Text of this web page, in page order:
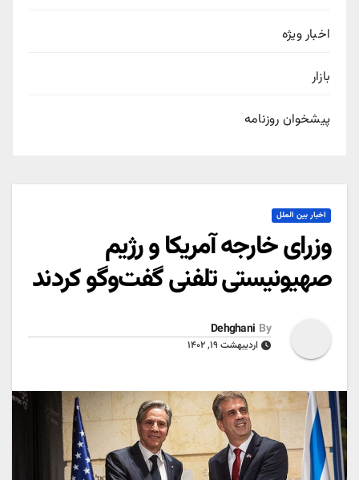
اخبار ویژه
بازار
پیشخوان روزنامه
اخبار بین الملل
وزرای خارجه آمریکا و رژیم
صهیونیستی تلفنی گفت‌وگو کردند
By
Dehghani
اردیبهشت ۱۹, ۱۴۰۲